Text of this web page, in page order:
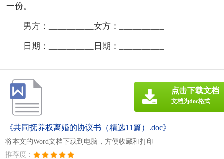
一份。
男方：__________女方：__________
日期：__________日期：__________
《共同抚养权离婚的协议书（精选11篇）.doc》
将本文的Word文档下载到电脑，方便收藏和打印
推荐度：
点击下载文档
文档为doc格式